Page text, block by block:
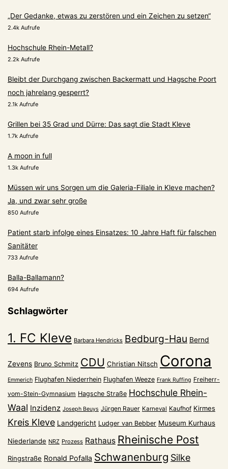
„Der Gedanke, etwas zu zerstören und ein Zeichen zu setzen“
2.4k Aufrufe
Hochschule Rhein-Metall?
2.2k Aufrufe
Bleibt der Durchgang zwischen Backermatt und Hagsche Poort
noch jahrelang gesperrt?
2.1k Aufrufe
Grillen bei 35 Grad und Dürre: Das sagt die Stadt Kleve
1.7k Aufrufe
A moon in full
1.3k Aufrufe
Müssen wir uns Sorgen um die Galeria-Filiale in Kleve machen?
Ja, und zwar sehr große
850 Aufrufe
Patient starb infolge eines Einsatzes: 10 Jahre Haft für falschen
Sanitäter
733 Aufrufe
Balla-Ballamann?
694 Aufrufe
Schlagwörter
1. FC Kleve Barbara Hendricks Bedburg-Hau Bernd
Zevens Bruno Schmitz CDU Christian Nitsch Corona
Emmerich Flughafen Niederrhein Flughafen Weeze Frank Ruffing Freiherr-
vom-Stein-Gymnasium Hagsche Straße Hochschule Rhein-
Waal Inzidenz Joseph Beuys Jürgen Rauer Karneval Kaufhof Kirmes
Kreis Kleve Landgericht Ludger van Bebber Museum Kurhaus
Niederlande NRZ Prozess Rathaus Rheinische Post
Ringstraße Ronald Pofalla Schwanenburg Silke